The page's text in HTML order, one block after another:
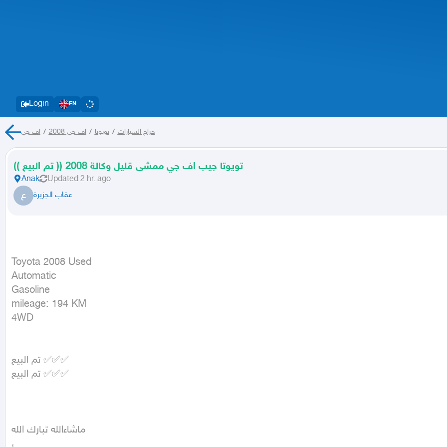
Login EN
حراج السيارات / تويوتا / اف جي 2008 / اف جي
(( تم البيع )) تويوتا جيب اف جي ممشى قليل وكالة 2008
Anak Updated 2 hr. ago
ع عقاب الجزيرة
Toyota 2008 Used
Automatic
Gasoline
mileage: 194 KM
4WD
تم البيع ✅✅✅
تم البيع ✅✅✅
ماشاءالله تبارك الله
،